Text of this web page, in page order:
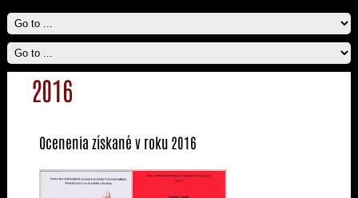
2016
Ocenenia získané v roku 2016